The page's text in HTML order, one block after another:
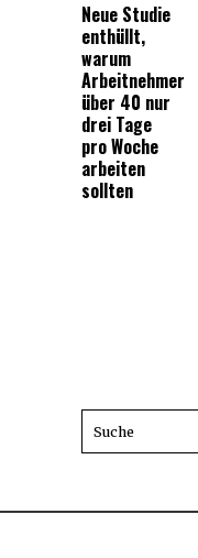
Neue Studie
enthüllt,
warum
Arbeitnehmer
über 40 nur
drei Tage
pro Woche
arbeiten
sollten